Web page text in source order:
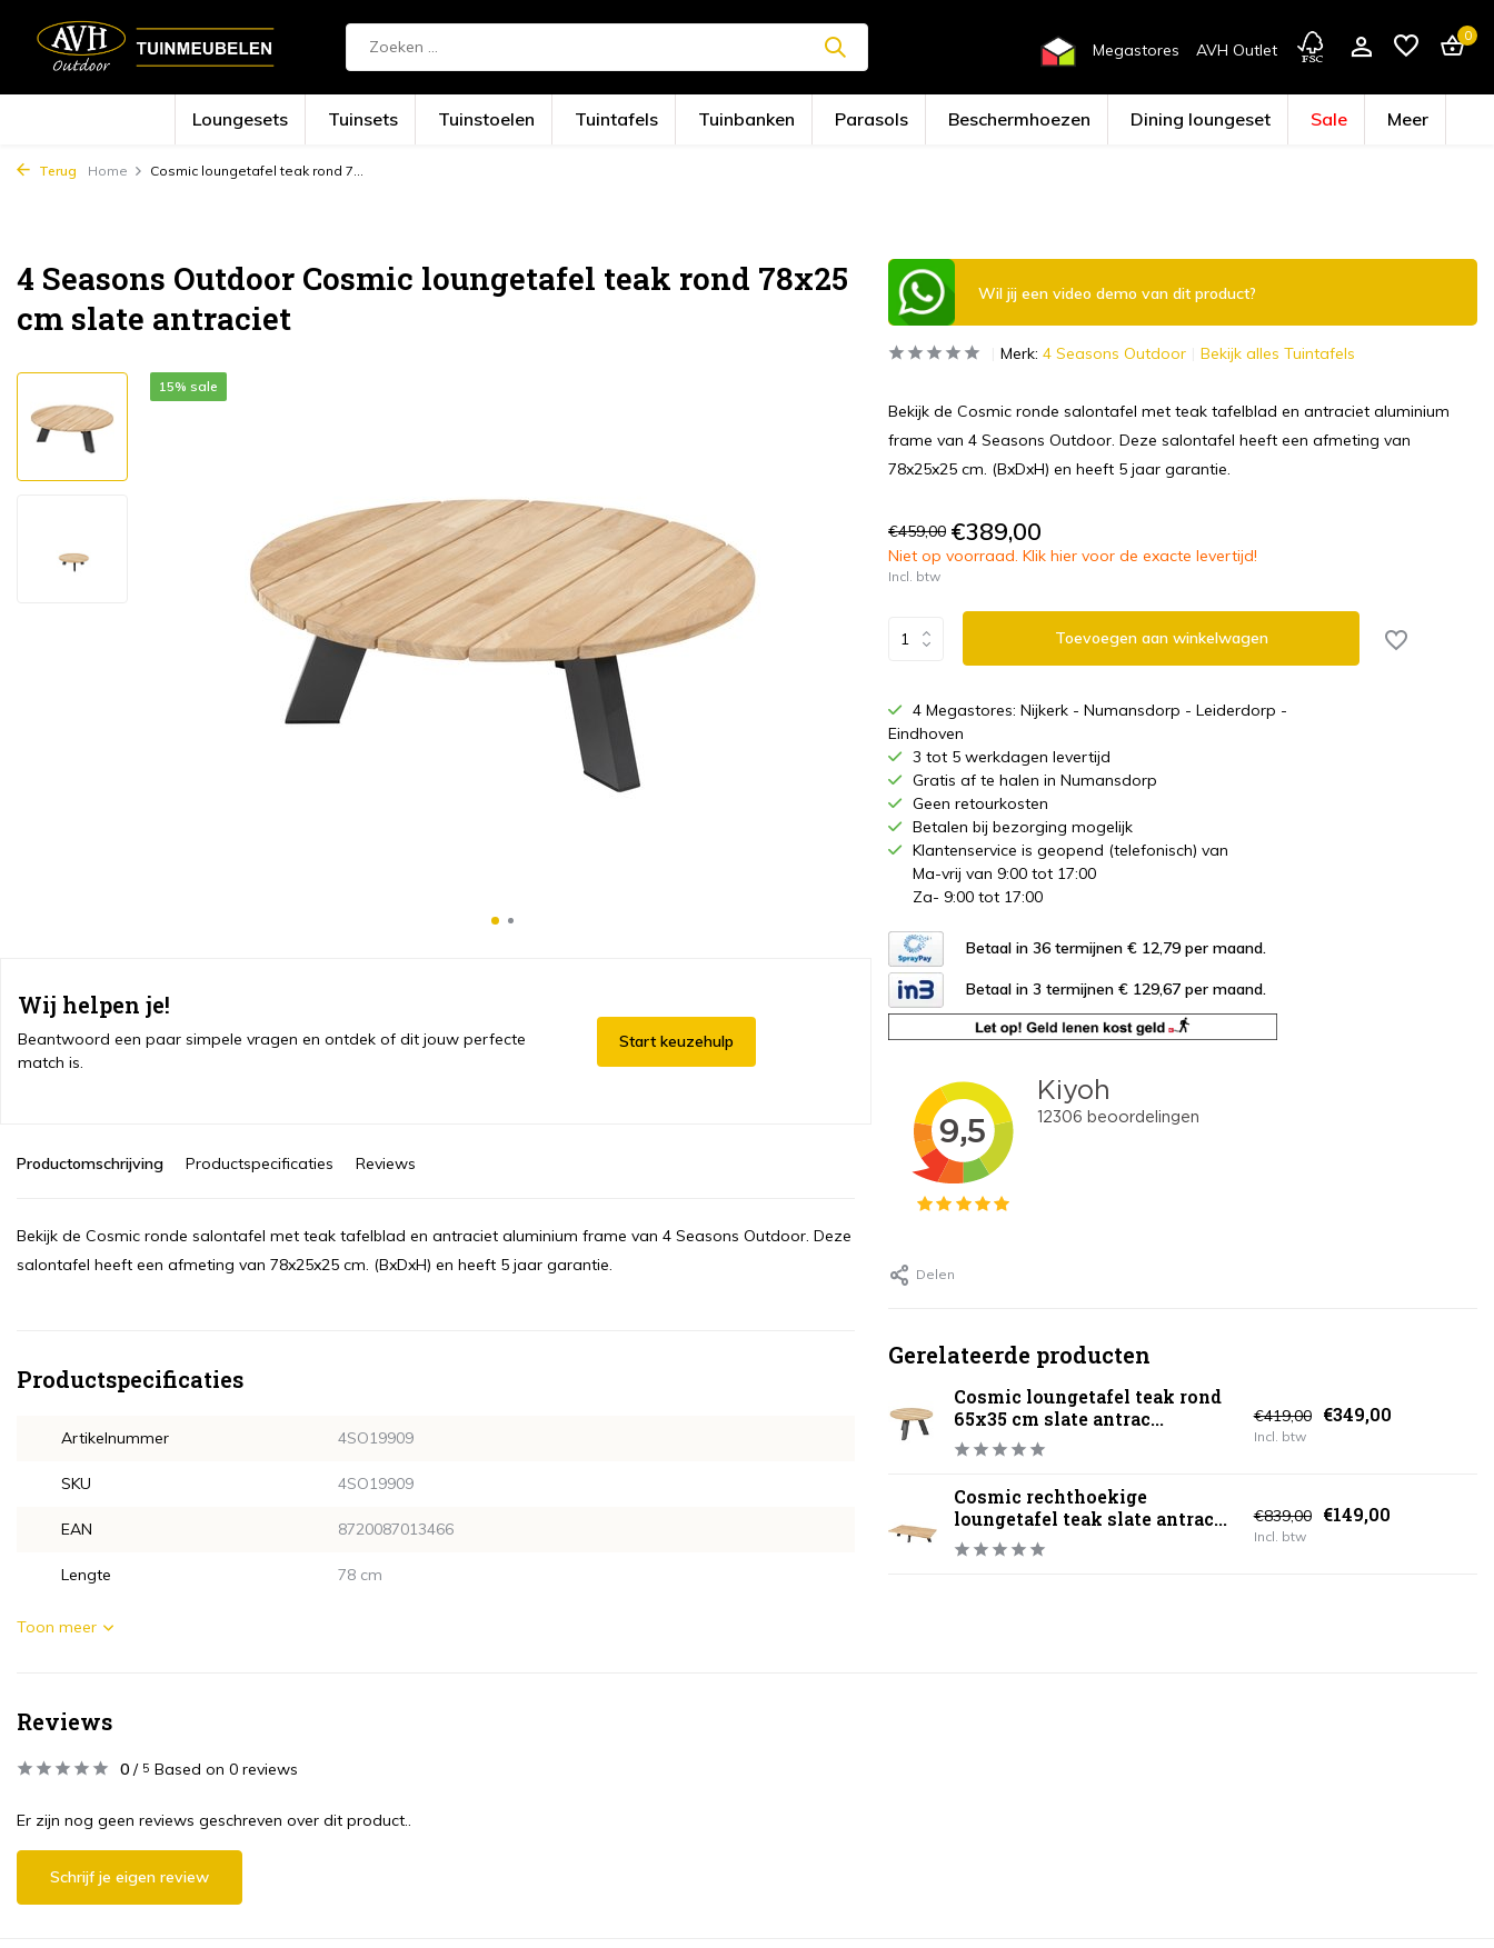
Megastores AVH Outlet
0
Loungesets Tuinsets Tuinstoelen Tuintafels Tuinbanken Parasols Beschermhoezen Dining loungeset Sale Meer
Terug Home Cosmic loungetafel teak rond 7...
4 Seasons Outdoor Cosmic loungetafel teak rond 78x25
cm slate antraciet
15% sale
Wij helpen je!
Beantwoord een paar simpele vragen en ontdek of dit jouw perfecte
match is.
Start keuzehulp
Productomschrijving Productspecificaties Reviews
Bekijk de Cosmic ronde salontafel met teak tafelblad en antraciet aluminium frame van 4 Seasons Outdoor. Deze
salontafel heeft een afmeting van 78x25x25 cm. (BxDxH) en heeft 5 jaar garantie.
Productspecificaties
Artikelnummer 4SO19909
SKU 4SO19909
EAN 8720087013466
Lengte 78 cm
Toon meer
Wil jij een video demo van dit product?
Merk: 4 Seasons Outdoor Bekijk alles Tuintafels
Bekijk de Cosmic ronde salontafel met teak tafelblad en antraciet aluminium
frame van 4 Seasons Outdoor. Deze salontafel heeft een afmeting van
78x25x25 cm. (BxDxH) en heeft 5 jaar garantie.
€459,00 €389,00
Niet op voorraad. Klik hier voor de exacte levertijd!
Incl. btw
Toevoegen aan winkelwagen
4 Megastores: Nijkerk - Numansdorp - Leiderdorp -
Eindhoven
3 tot 5 werkdagen levertijd
Gratis af te halen in Numansdorp
Geen retourkosten
Betalen bij bezorging mogelijk
Klantenservice is geopend (telefonisch) van
Ma-vrij van 9:00 tot 17:00
Za- 9:00 tot 17:00
Betaal in 36 termijnen € 12,79 per maand.
Betaal in 3 termijnen € 129,67 per maand.
Delen
Gerelateerde producten
Cosmic loungetafel teak rond
65x35 cm slate antrac...
€419,00 €349,00
Incl. btw
Cosmic rechthoekige
loungetafel teak slate antrac...
€839,00 €149,00
Incl. btw
Reviews
0 / 5 Based on 0 reviews
Er zijn nog geen reviews geschreven over dit product..
Schrijf je eigen review